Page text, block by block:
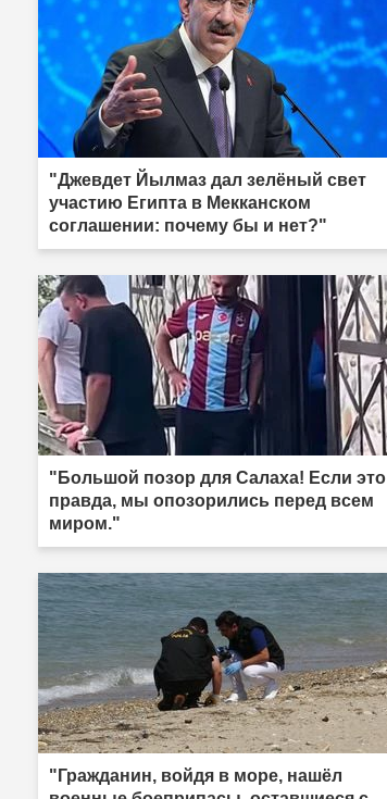
"Джевдет Йылмаз дал зелёный свет
участию Египта в Мекканском
соглашении: почему бы и нет?"
"Большой позор для Салаха! Если это
правда, мы опозорились перед всем
миром."
"Гражданин, войдя в море, нашёл